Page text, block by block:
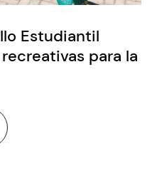
Estudiantil
para la